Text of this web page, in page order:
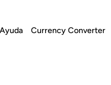
Ayuda Currency Converter